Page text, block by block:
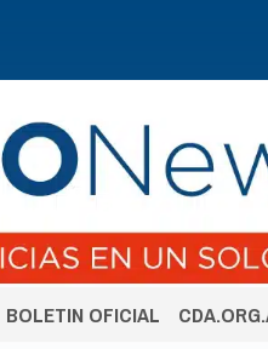
BOLETIN OFICIAL